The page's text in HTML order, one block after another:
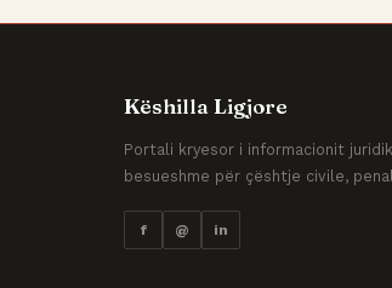
Këshilla Ligjore
Portali kryesor i informacionit
besueshme për çështje civile,
f @ in